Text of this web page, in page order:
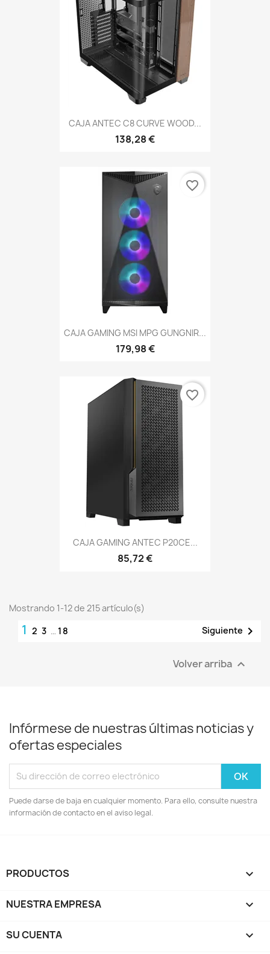
CAJA ANTEC C8 CURVE WOOD...
138,28 €
CAJA GAMING MSI MPG GUNGNIR...
179,98 €
favorite_border
CAJA GAMING ANTEC P20CE...
85,72 €
favorite_border
Mostrando 1-12 de 215 artículo(s)
1 2 3 … 18 Siguiente 
Volver arriba 
Infórmese de nuestras últimas noticias y
ofertas especiales
Puede darse de baja en cualquier momento. Para ello, consulte nuestra
información de contacto en el aviso legal.
PRODUCTOS 
NUESTRA EMPRESA 
SU CUENTA 